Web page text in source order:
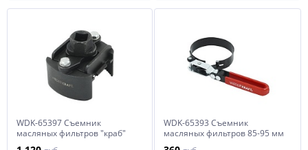
WDK-65397 Съемник
масляных фильтров "краб"
WDK-65393 Съемник
масляных фильтров 85-95 мм